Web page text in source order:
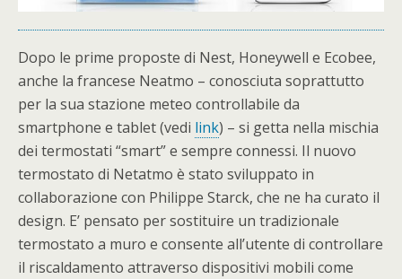
Dopo le prime proposte di Nest, Honeywell e Ecobee,
anche la francese Neatmo – conosciuta soprattutto
per la sua stazione meteo controllabile da
smartphone e tablet (vedi link) – si getta nella mischia
dei termostati “smart” e sempre connessi. Il nuovo
termostato di Netatmo è stato sviluppato in
collaborazione con Philippe Starck, che ne ha curato il
design. E’ pensato per sostituire un tradizionale
termostato a muro e consente all’utente di controllare
il riscaldamento attraverso dispositivi mobili come